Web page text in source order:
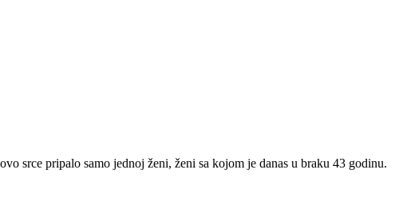
srce pripalo samo jednoj ženi, ženi sa kojom je danas u braku 43 godinu.